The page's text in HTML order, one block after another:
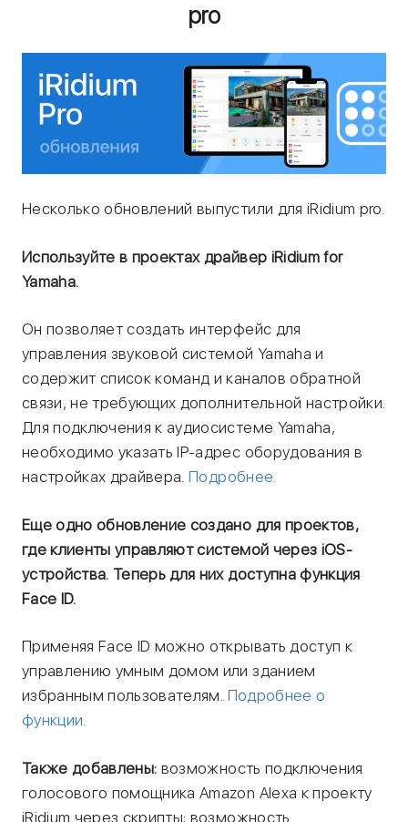
pro
Несколько обновлений выпустили для iRidium pro.
Используйте в проектах драйвер iRidium for
Yamaha.
Он позволяет создать интерфейс для
управления звуковой системой Yamaha и
содержит список команд и каналов обратной
связи, не требующих дополнительной настройки.
Для подключения к аудиосистеме Yamaha,
необходимо указать IP-адрес оборудования в
настройках драйвера.Подробнее.
Еще одно обновление создано для проектов,
где клиенты управляют системой через iOS-
устройства. Теперь для них доступна функция
Face ID.
Применяя Face ID можно открывать доступ к
управлению умным домом или зданием
избранным пользователям. Подробнее о
функции.
Также добавлены: возможность подключения
голосового помощника Amazon Alexa к проекту
iRidium через скрипты; возможность